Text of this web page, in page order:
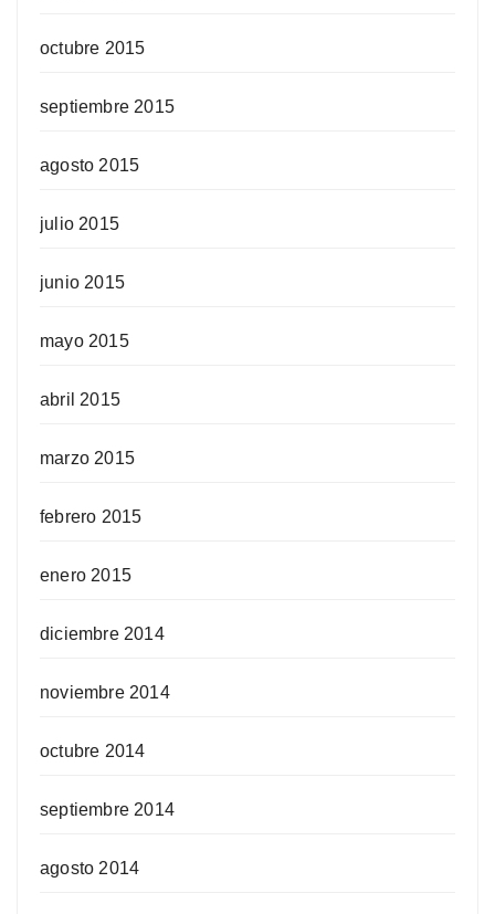
octubre 2015
septiembre 2015
agosto 2015
julio 2015
junio 2015
mayo 2015
abril 2015
marzo 2015
febrero 2015
enero 2015
diciembre 2014
noviembre 2014
octubre 2014
septiembre 2014
agosto 2014